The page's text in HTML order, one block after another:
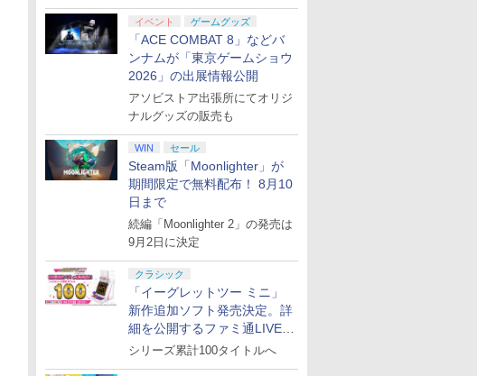
イベント ゲームグッズ
「ACE COMBAT 8」などバ
ンナムが「東京ゲームショウ
2026」の出展情報公開
アソビストア出張所にてオリジ
ナルグッズの販売も
WIN セール
Steam版「Moonlighter」が
期間限定で無料配布！ 8月10
日まで
続編「Moonlighter 2」の発売は
9月2日に決定
クラシック
「イーグレットツー ミニ」
新作追加ソフト発売決定。詳
細を公開するファミ通LIVEが
8月27日20時から配信
シリーズ累計100タイトルへ